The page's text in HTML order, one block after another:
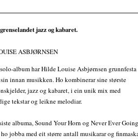
jazz og kabaret.
ASBJØRNSEN
album har Hilde Louise Asbjørnsen grunnfesta
innan musikken. Ho kombinerar sine største
jazz og kabaret, i ein unik mix med
tekstar og leikne melodiar.
albuma, Sound Your Horn og Never Ever Going
jobba med eit større antall musikarar og